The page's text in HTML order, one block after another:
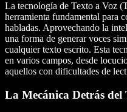
La tecnología de Texto a Voz
herramienta fundamental para
habladas. Aprovechando la
una forma de generar voces
cualquier texto escrito. Esta
en varios campos, desde
aquellos con dificultades de
La Mecánica Detrás del